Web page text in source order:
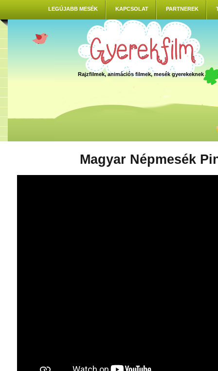
LEGÚJABB MESÉK KAPCSOLAT PARTNEREK
Rajzfilmek, animációs filmek, mesék gyerekeknek
Magyar Népmesék